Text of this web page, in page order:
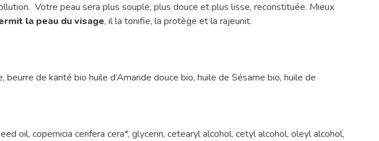
Votre peau sera plus souple, plus douce et plus lisse, reconstituée. Mieux
la peau du visage, il la tonifie, la protège et la rajeunit.
de karité bio huile d’Amande douce bio, huile de Sésame bio, huile de
oil, copernicia cerifera cera*, glycerin, cetearyl alcohol, cetyl alcohol, oleyl alcohol,